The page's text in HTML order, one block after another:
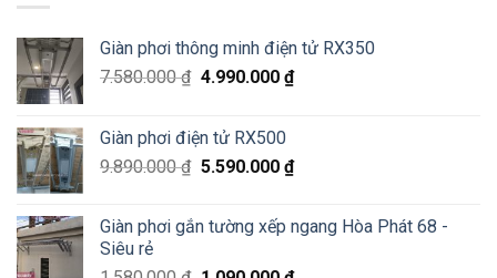
Đống
Đa
Đông
–
Siêu
chỉ
200K
Giàn phơi thông minh điện tử RX350
7.580.000₫ 4.990.000 ₫
Giàn phơi điện tử RX500
9.890.000₫ 5.590.000 ₫
Giàn phơi gắn tường xếp ngang Hòa Phát 68 -
Siêu rẻ